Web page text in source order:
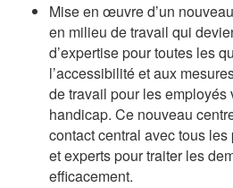
Mise en œuvre d’un
en milieu de travail qui
d’expertise pour toutes les
l’accessibilité et aux
de travail pour les employés
handicap. Ce nouveau
contact central avec tous
et experts pour traiter les
efficacement.